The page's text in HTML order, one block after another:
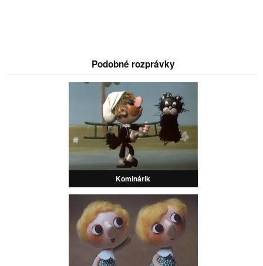
Podobné rozprávky
Kominárik